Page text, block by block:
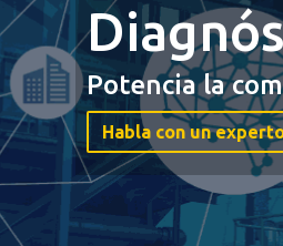
Potencia la
Habla con un